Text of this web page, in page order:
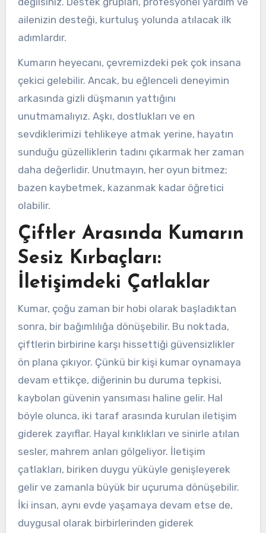
ailenizin desteği, kurtuluş yolunda atılacak ilk
adımlardır.
Kumarın heyecanı, çevremizdeki pek çok insana
çekici gelebilir. Ancak, bu eğlenceli deneyimin
arkasında gizli düşmanın yattığını
unutmamalıyız. Aşkı, dostlukları ve en
sevdiklerimizi tehlikeye atmak yerine, hayatın
sunduğu güzelliklerin tadını çıkarmak her zaman
daha değerlidir. Unutmayın, her oyun bitmez;
bazen kaybetmek, kazanmak kadar öğretici
olabilir.
Çiftler Arasında Kumarın
Sesiz Kırbaçları:
İletişimdeki Çatlaklar
Kumar, çoğu zaman bir hobi olarak başladıktan
sonra, bir bağımlılığa dönüşebilir. Bu noktada,
çiftlerin birbirine karşı hissettiği güvensizlikler
ön plana çıkıyor. Çünkü bir kişi kumar oynamaya
devam ettikçe, diğerinin bu duruma tepkisi,
kaybolan güvenin yansıması haline gelir. Hal
böyle olunca, iki taraf arasında kurulan iletişim
giderek zayıflar. Hayal kırıklıkları ve sinirle atılan
sesler, mahrem anları gölgeliyor. İletişim
çatlakları, biriken duygu yüküyle genişleyerek
gelir ve zamanla büyük bir uçuruma dönüşebilir.
İki insan, aynı evde yaşamaya devam etse de,
duygusal olarak birbirlerinden giderek